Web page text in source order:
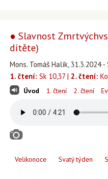
● Slavnost
dítěte)
Mons. Tomáš Halík, 31.3.2024
1. čtení: Sk 10,37 | 2. čtení:
Úvod 1. čtení 2. čtení
Velikonoce Svatý týden